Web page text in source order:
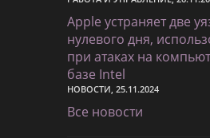
Apple устраняет две
нулевого дня,
при атаках на
базе Intel
НОВОСТИ, 25.11.2024
Все новости